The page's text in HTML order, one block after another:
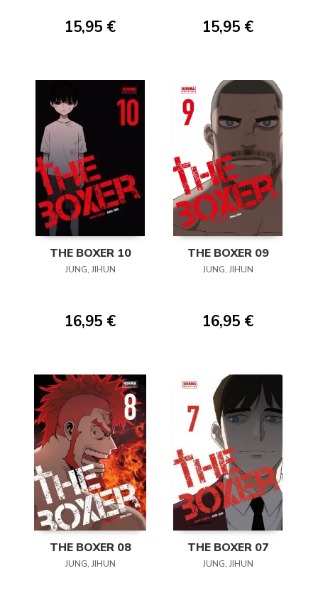
15,95 € 15,95 €
THE BOXER 10
JUNG, JIHUN
16,95 €
THE BOXER 09
JUNG, JIHUN
16,95 €
THE BOXER 08
JUNG, JIHUN
THE BOXER 07
JUNG, JIHUN